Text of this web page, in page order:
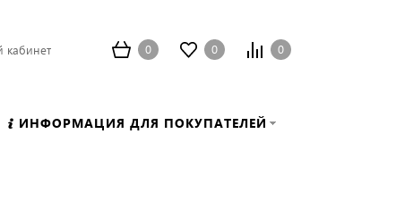
кабинет 0 0 0
ИНФОРМАЦИЯ ДЛЯ ПОКУПАТЕЛЕЙ